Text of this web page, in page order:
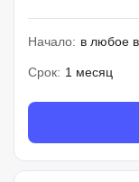
Начало: в любое
Срок: 1 месяц